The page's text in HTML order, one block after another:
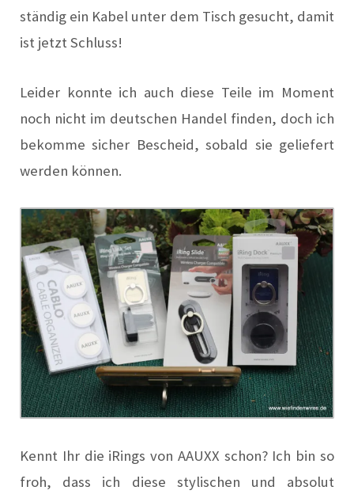
ständig ein Kabel unter dem Tisch gesucht, damit
ist jetzt Schluss!
Leider konnte ich auch diese Teile im Moment
noch nicht im deutschen Handel finden, doch ich
bekomme sicher Bescheid, sobald sie geliefert
werden können.
Kennt Ihr die iRings von AAUXX schon? Ich bin so
froh, dass ich diese stylischen und absolut